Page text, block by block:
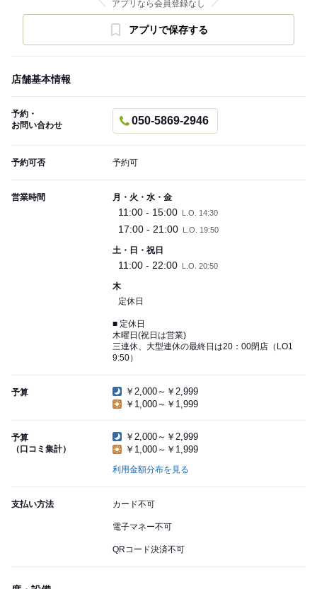
アプリなら会員登録なし
アプリで保存する
店舗基本情報
予約・
お問い合わせ
050-5869-2946
予約可否 予約可
営業時間 月・火・水・金
11:00 - 15:00 L.O. 14:30
17:00 - 21:00 L.O. 19:50
土・日・祝日
11:00 - 22:00 L.O. 20:50
木
定休日
■ 定休日
木曜日(祝日は営業)
三連休、大型連休の最終日は20：00閉店（LO1
9:50）
予算
￥2,000～￥2,999
￥1,000～￥1,999
予算
（口コミ集計）
￥2,000～￥2,999
￥1,000～￥1,999
利用金額分布を見る
支払い方法 カード不可
電子マネー不可
QRコード決済不可